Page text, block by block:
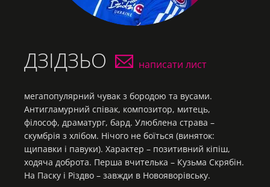
ДЗІДЗЬО написати лист
мегапопулярний чувак з бородою та вусами.
Антигламурний співак, композитор, митець,
філософ, драматург, бард. Улюблена страва –
скумбрія з хлібом. Нічого не боїться (виняток:
щипавки і павуки). Характер – позитивний кіпіш,
ходяча доброта. Перша вчителька – Кузьма Скрябін.
На Паску і Різдво – завжди в Новояворівську.